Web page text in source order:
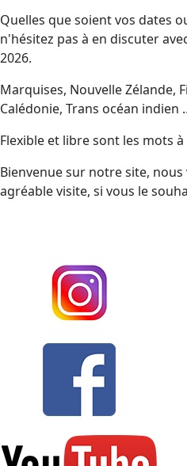
Quelles que soient vos dates
n'hésitez pas à en discuter
2026.
Marquises, Nouvelle Zélande,
Calédonie, Trans océan indien
Flexible et libre sont les mots
Bienvenue sur notre site,
agréable visite, si vous le